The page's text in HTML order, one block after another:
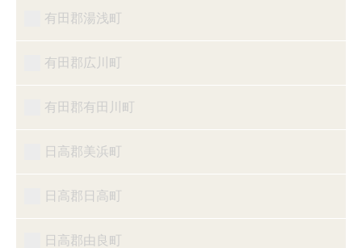
有田郡湯浅町
有田郡広川町
有田郡有田川町
日高郡美浜町
日高郡日高町
日高郡由良町